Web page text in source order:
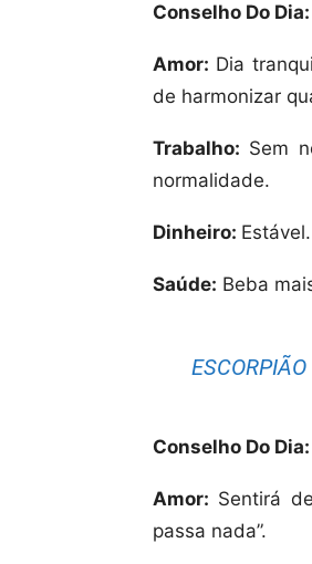
Conselho Do Dia:
Amor: Dia
de harmonizar
Trabalho: Sem
normalidade.
Dinheiro: Estável.
Saúde: Beba
Conselho Do Dia:
Amor: Sentirá
passa nada”.